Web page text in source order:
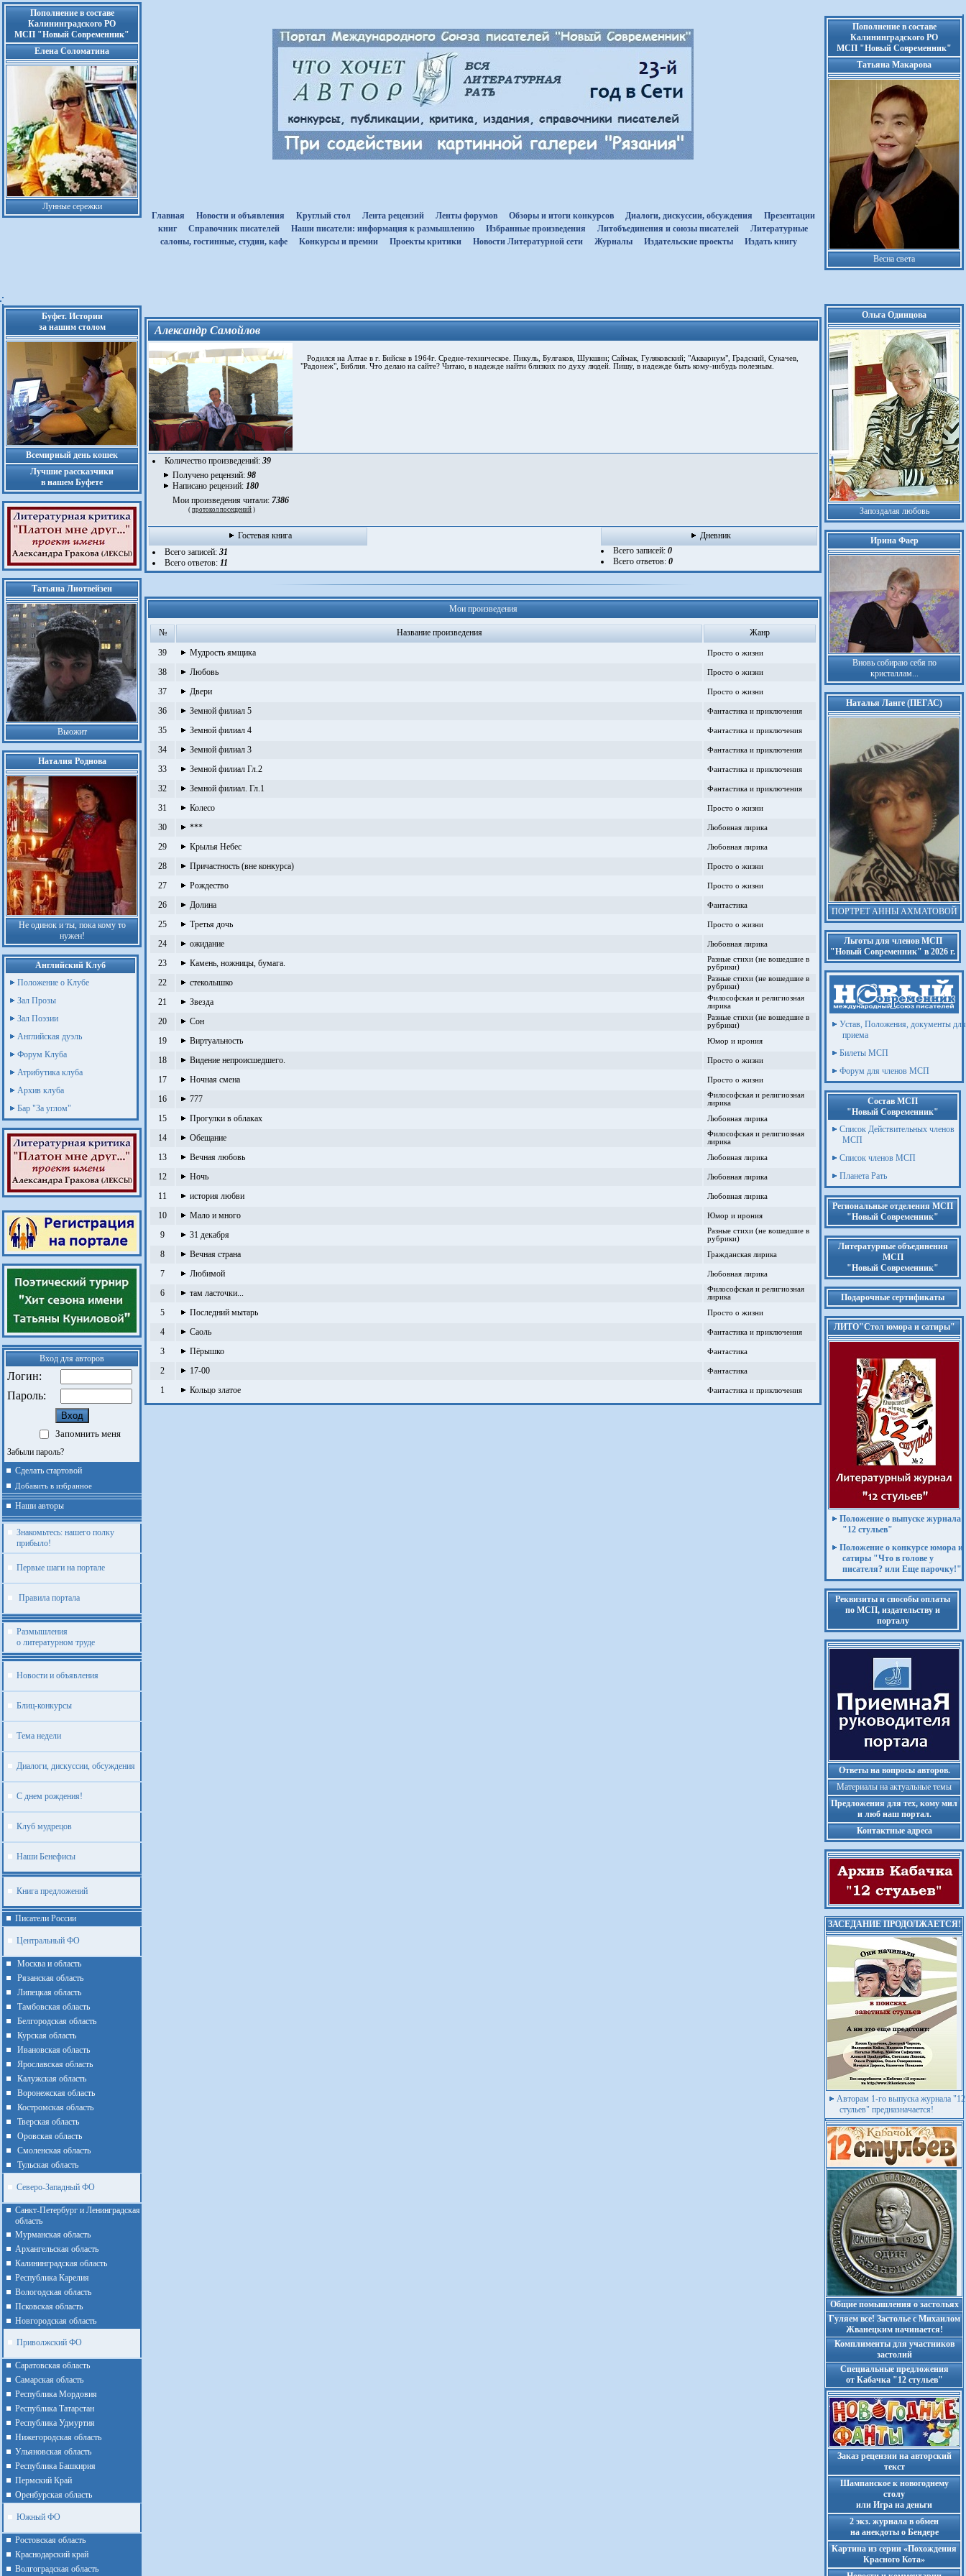
Пополнение в составе
Калининградского РО
МСП "Новый Современник"
Елена Соломатина
Лунные сережки
Главная
Новости и объявления Круглый стол Лента рецензий Ленты форумов Обзоры и итоги конкурсов Диалоги, дискуссии, обсуждения
Презентации
книг
Cправочник писателей Наши писатели: информация к размышлению Избранные произведения Литобъединения и союзы писателей
Литературные
салоны, гостинные, студии, кафе
Kонкурсы и премии Проекты критики Новости Литературной сети Журналы Издательские проекты Издать книгу
Пополнение в составе
Калининградского РО
МСП "Новый Современник"
Татьяна Макарова
Весна света
Буфет. Истории
за нашим столом
Всемирный день кошек
Лучшие рассказчики
в нашем Буфете
Татьяна Лиотвейзен
Вьюжит
Наталия Роднова
Не одинок и ты, пока кому то
нужен!
Английский Клуб
Положение о Клубе
Зал Прозы
Зал Поэзии
Английская дуэль
Форум Клуба
Атрибутика клуба
Архив клуба
Бар "За углом"
Вход для авторов
Логин:
Пароль:
Запомнить меня
Забыли пароль?
Сделать стартовой
Добавить в избранное
Наши авторы
Знакомьтесь: нашего полку
прибыло!
Первые шаги на портале
Правила портала
Размышления
о литературном труде
Новости и объявления
Блиц-конкурсы
Тема недели
Диалоги, дискуссии, обсуждения
С днем рождения!
Клуб мудрецов
Наши Бенефисы
Книга предложений
Писатели России
Центральный ФО
Москва и область
Рязанская область
Липецкая область
Тамбовская область
Белгородская область
Курская область
Ивановская область
Ярославская область
Калужская область
Воронежская область
Костромская область
Тверская область
Оровская область
Смоленская область
Тульская область
Северо-Западный ФО
Санкт-Петербург и Ленинградская
область
Мурманская область
Архангельская область
Калининградская область
Республика Карелия
Вологодская область
Псковская область
Новгородская область
Приволжский ФО
Cаратовская область
Cамарская область
Республика Мордовия
Республика Татарстан
Республика Удмуртия
Нижегородская область
Ульяновская область
Республика Башкирия
Пермский Край
Оренбурская область
Южный ФО
Ростовская область
Краснодарский край
Волгоградская область
Александр Самойлов
Родился на Алтае в г. Бийске в 1964г. Средне-техническое. Пикуль, Булгаков, Шукшин; Саймак, Гуляковский; "Аквариум", Градский, Сукачев,
"Радонеж", Библия. Что делаю на сайте? Читаю, в надежде найти близких по духу людей. Пишу, в надежде быть кому-нибудь полезным.
Количество произведений: 39
Получено рецензий: 98
Написано рецензий: 180
Мои произведения читали: 7386
( протокол посещений )
Гостевая книга
Дневник
Всего записей: 31
Всего ответов: 11
Всего записей: 0
Всего ответов: 0
Мои произведения
№ Название произведения
Жанр
39
Мудрость ямщика Просто о жизни
38 Любовь Просто о жизни
37 Двери Просто о жизни
36 Земной филиал 5 Фантастика и приключения
35 Земной филиал 4 Фантастика и приключения
34 Земной филиал 3 Фантастика и приключения
33 Земной филиал Гл.2 Фантастика и приключения
32 Земной филиал. Гл.1 Фантастика и приключения
31 Колесо Просто о жизни
30 *** Любовная лирика
29 Крылья Небес Любовная лирика
28 Причастность (вне конкурса) Просто о жизни
27 Рождество Просто о жизни
26 Долина Фантастика
25 Третья дочь Просто о жизни
24 ожидание Любовная лирика
23 Камень, ножницы, бумага.
Разные стихи (не вошедшие в
рубрики)
22 стеколышко
Разные стихи (не вошедшие в
рубрики)
21 Звезда
Философская и религиозная
лирика
20 Сон
Разные стихи (не вошедшие в
рубрики)
19 Виртуальность Юмор и ирония
18 Видение непроисшедшего. Просто о жизни
17 Ночная смена Просто о жизни
16 777
Философская и религиозная
лирика
15 Прогулки в облаках Любовная лирика
14 Обещание
Философская и религиозная
лирика
13 Вечная любовь Любовная лирика
12 Ночь Любовная лирика
11 история любви Любовная лирика
10 Мало и много Юмор и ирония
9 31 декабря
Разные стихи (не вошедшие в
рубрики)
8 Вечная страна Гражданская лирика
7 Любимой Любовная лирика
6 там ласточки...
Философская и религиозная
лирика
5 Последний мытарь Просто о жизни
4 Саоль Фантастика и приключения
3 Пёрышко Фантастика
2 17-00 Фантастика
1 Кольцо златое Фантастика и приключения
Ольга Одинцова
Запоздалая любовь
Ирина Фаер
Вновь собираю себя по
кристаллам...
Наталья Ланге (ПЕГАС)
ПОРТРЕТ АННЫ АХМАТОВОЙ
Льготы для членов МСП
"Новый Современник" в 2026 г.
Устав, Положения, документы для
приема
Билеты МСП
Форум для членов МСП
Состав МСП
"Новый Современник"
Список Действительных членов
МСП
Список членов МСП
Планета Рать
Региональные отделения МСП
"Новый Современник"
Литературные объединения
МСП
"Новый Современник"
Подарочные сертификаты
ЛИТО"Стол юмора и сатиры"
Положение о выпуске журнала
"12 стульев"
Положение о конкурсе юмора и
сатиры "Что в голове у
писателя? или Еще парочку!"
Реквизиты и способы оплаты
по МСП, издательству и
порталу
Ответы на вопросы авторов.
Материалы на актуальные темы
Предложения для тех, кому мил
и люб наш портал.
Контактные адреса
ЗАСЕДАНИЕ ПРОДОЛЖАЕТСЯ!
Авторам 1-го выпуска журнала "12
стульев" предназначается!
Общие помышления о застольях
Гуляем все! Застолье с Михаилом
Жванецким начинается!
Комплименты для участников
застолий
Cпециальные предложения
от Кабачка "12 стульев"
Заказ рецензии на авторский
текст
Шампанское к новогоднему
столу
или Игра на деньги
2 экз. журнала в обмен
на анекдоты о Бендере
Картина из серии «Похождения
Красного Кота»